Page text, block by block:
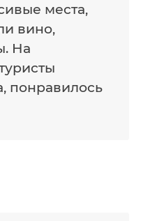
места,
вино,
На
понравилось